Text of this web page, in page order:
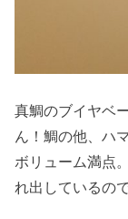
真鯛のブイヤベ
ん！鯛の他、ハ
ボリューム満点
れ出しているので